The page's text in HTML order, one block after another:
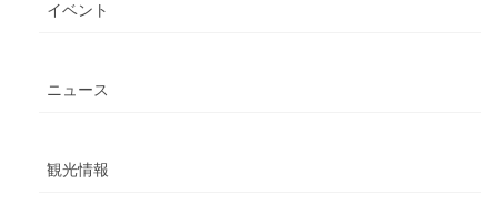
イベント
ニュース
観光情報